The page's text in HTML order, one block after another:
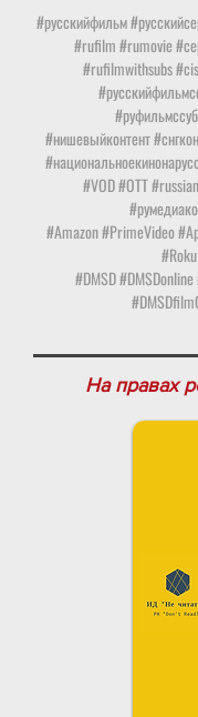
#русскийфильм
#rufilm #rumovie
#rufilmwithsubs
#нишевыйконтент
#VOD #OTT
#Amazon #PrimeVideo
#Roku
#DMSD
На правах